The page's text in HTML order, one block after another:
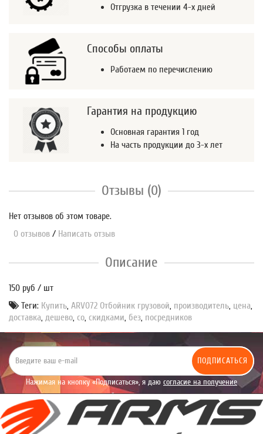
Отгрузка в течении 4-х дней
Способы оплаты
Работаем по перечислению
Гарантия на продукцию
Основная гарантия 1 год
На часть продукции до 3-х лет
Отзывы (0)
Нет отзывов об этом товаре.
0 отзывов / Написать отзыв
Описание
150 руб / шт
Теги: Купить, ARV072 Отбойник грузовой, производитель, цена,
доставка, дешево, со, скидками, без, посредников
ПОДПИСАТЬСЯ
Нажимая на кнопку «Подписаться», я даю согласие на получение
уведомлений рекламного характера.